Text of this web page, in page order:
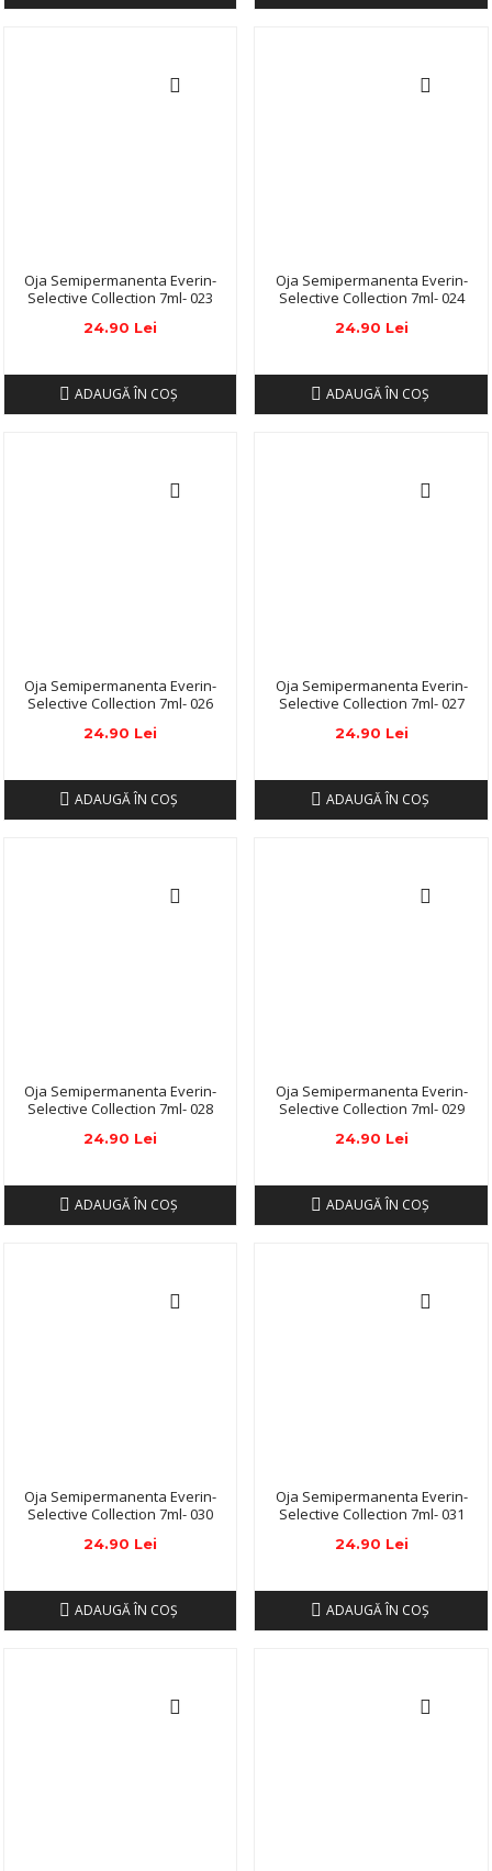
Oja Semipermanenta Everin-
Selective Collection 7ml- 023
24.90 Lei
ADAUGĂ ÎN COŞ
Oja Semipermanenta Everin-
Selective Collection 7ml- 024
24.90 Lei
ADAUGĂ ÎN COŞ
Oja Semipermanenta Everin-
Selective Collection 7ml- 026
24.90 Lei
ADAUGĂ ÎN COŞ
Oja Semipermanenta Everin-
Selective Collection 7ml- 027
24.90 Lei
ADAUGĂ ÎN COŞ
Oja Semipermanenta Everin-
Selective Collection 7ml- 028
24.90 Lei
ADAUGĂ ÎN COŞ
Oja Semipermanenta Everin-
Selective Collection 7ml- 029
24.90 Lei
ADAUGĂ ÎN COŞ
Oja Semipermanenta Everin-
Selective Collection 7ml- 030
24.90 Lei
ADAUGĂ ÎN COŞ
Oja Semipermanenta Everin-
Selective Collection 7ml- 031
24.90 Lei
ADAUGĂ ÎN COŞ